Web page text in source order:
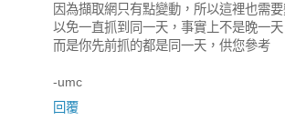
因為擷取網只有點變動，所以這裡也需
以免一直抓到同一天，事實上不是晚一天
而是你先前抓的都是同一天，供您參考
-umc
回覆